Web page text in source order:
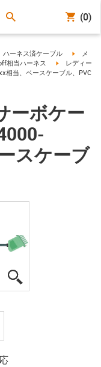
(0)
icon-arrow-right
ハーネス済ケーブル igus-
メ
right
相当ハーネス igus-icon-
レディー
相当、ベースケーブル、PVC
ーボケー
スケーブ